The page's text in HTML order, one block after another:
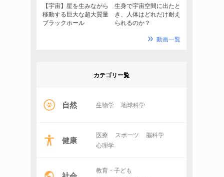
【宇宙】星を生みながら
移動する巨大な超大質量
ブラックホール
生身で宇宙空間に出たと
き、人体はどれだけ耐え
られるのか？
動画一覧
カテゴリー覧
自然 生物学 地球科学
健康 医療 スポーツ
脳科学
心理学
教育・子ども